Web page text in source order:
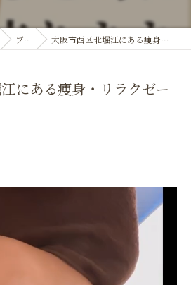
ブログ 大阪市西区北堀江にある痩身・リラクゼーション専門店⭐️
にある痩身・リラクゼー